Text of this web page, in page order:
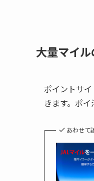
大量マイ
ポイントサ
きます。ポ
あわせて